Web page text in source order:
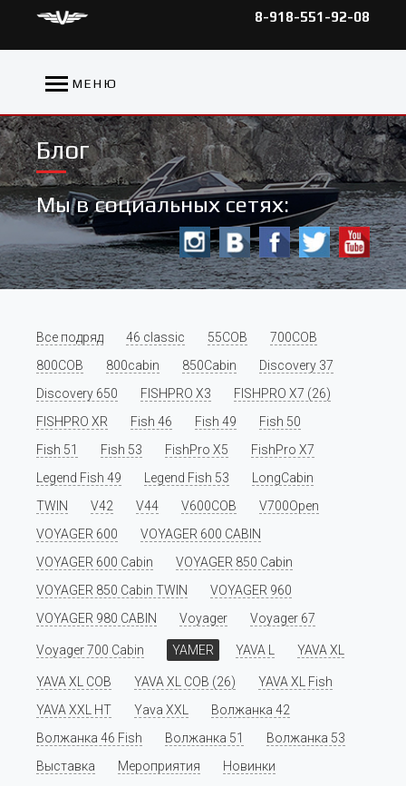
8-918-551-92-08
МЕНЮ
Блог
Мы в социальных сетях:
Все подряд 46 classic 55COB
700COB
800COB
800cabin 850Cabin
Discovery 37
Discovery 650
FISHPRO X3
FISHPRO X7 (26)
FISHPRO XR
Fish 46 Fish 49
Fish 50
Fish 51
Fish 53 FishPro X5
FishPro X7
Legend Fish 49
Legend Fish 53
LongCabin
TWIN
V42 V44 V600COB
V700Open
VOYAGER 600
VOYAGER 600 CABIN
VOYAGER 600 Cabin
VOYAGER 850 Cabin
VOYAGER 850 Cabin TWIN
VOYAGER 960
VOYAGER 980 CABIN
Voyager Voyager 67
Voyager 700 Cabin YAMER YAVA L YAVA XL
YAVA XL COB YAVA XL COB (26)
YAVA XL Fish
YAVA XXL HT
Yava XXL
Волжанка 42
Волжанка 46 Fish
Волжанка 51
Волжанка 53
Выставка
Мероприятия
Новинки